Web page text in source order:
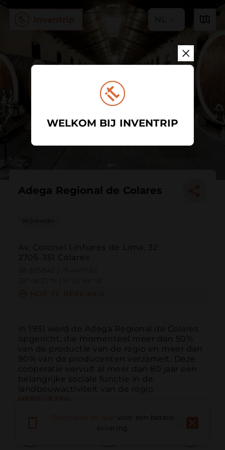
NL
Adega Regional de Colares
Wijnkelder
Av. Coronel Linhares de Lima, 32
2705-351 Colares
In 1931 werd de Adega Regional de Colares
opgericht, die momenteel meer dan 50%
van de productie van de regio en meer dan
90% van de producenten verzamelt. Deze
coöperatie vervult al meer dan 80 jaar een
belangrijke sociale functie in de
landbouwactiviteit van de regio.
voor een betere
ervaring
WELKOM BIJ INVENTRIP